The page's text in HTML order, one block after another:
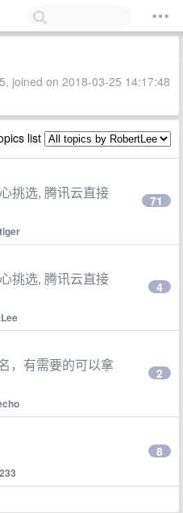
joined on 2018-03-25 14:17:48
list
挑选, 腾讯云直接
71
挑选, 腾讯云直接
4
，有需要的可以拿
2
8